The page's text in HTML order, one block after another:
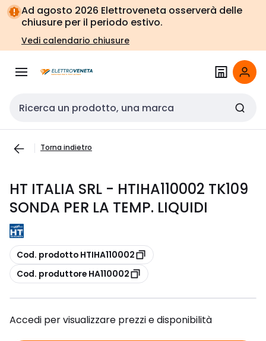
Vai alla
navigazione
Vai
alla
pagina
Ad agosto 2026 Elettroveneta osserverà delle
chiusure per il periodo estivo.
Vedi calendario chiusure
Cerca input
Torna indietro
HT ITALIA SRL - HTIHA110002 TK109
SONDA PER LA TEMP. LIQUIDI
copia
Cod. prodotto HTIHA110002
copia
Cod. produttore HA110002
Accedi per visualizzare prezzi e disponibilità